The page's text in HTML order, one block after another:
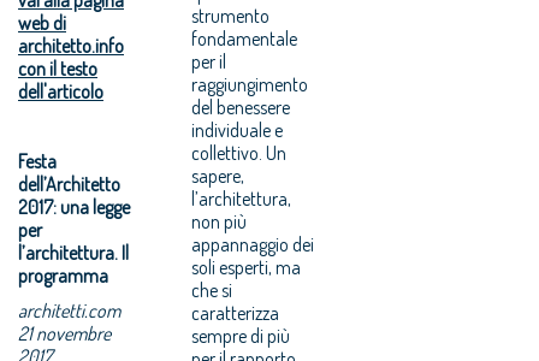
web di
architetto.info
con il testo
dell'articolo
Festa
dell’Architetto
2017: una legge
per
l’architettura. Il
programma
architetti.com
21 novembre
2017
strumento
fondamentale
per il
raggiungimento
del benessere
individuale e
collettivo. Un
sapere,
l’architettura,
non più
appannaggio dei
soli esperti, ma
che si
caratterizza
sempre di più